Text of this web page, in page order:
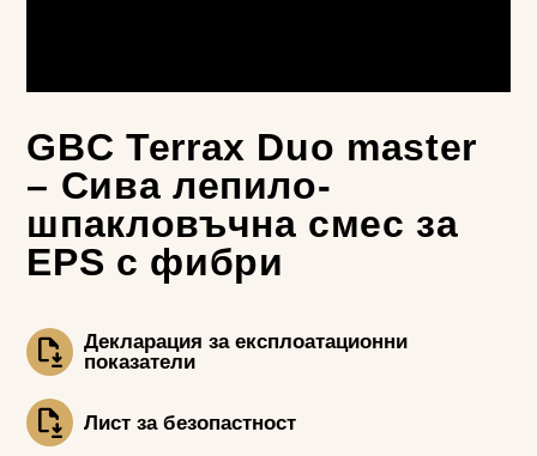
GBC Terrax Duo master
– Сива лепило-
шпакловъчна смес за
EPS с фибри
Декларация за експлоатационни
показатели
Лист за безопастност